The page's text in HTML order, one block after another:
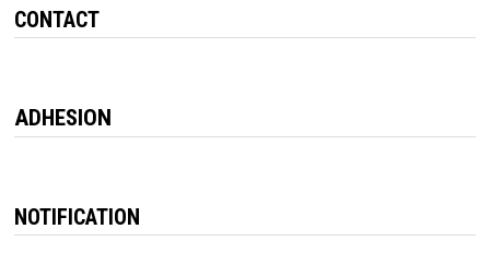
CONTACT
ADHESION
NOTIFICATION